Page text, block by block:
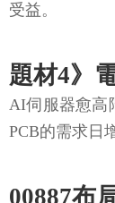
受益。
題材4》
AI伺服器愈高
PCB的需求日
00887布